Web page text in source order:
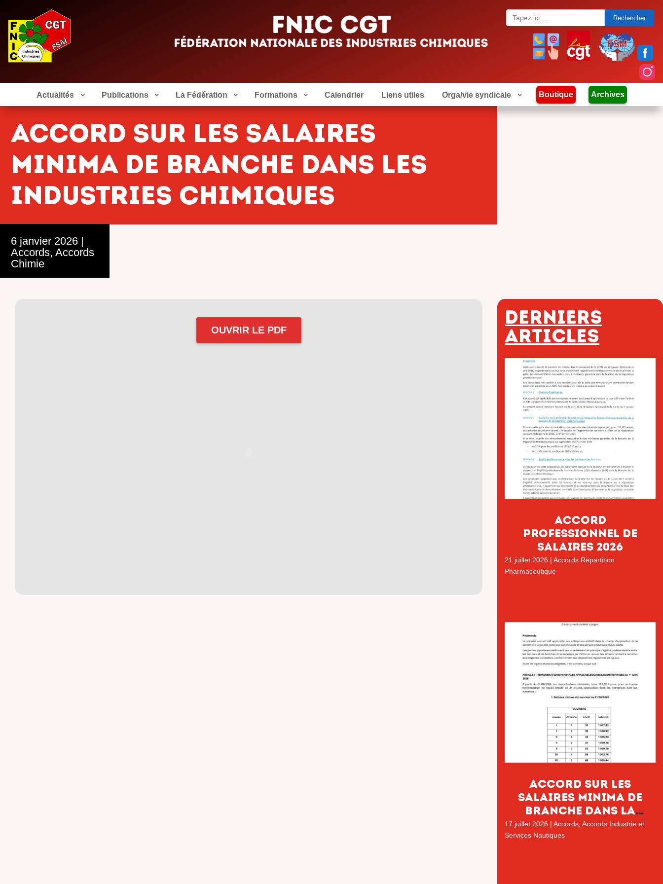
Search
for:
Actualités Publications La Fédération Formations Calendrier Liens utiles Orga/vie syndicale Boutique Archives
Accord sur les salaires
minima de branche dans les
industries chimiques
6 janvier 2026 |
Accords, Accords
Chimie
OUVRIR LE PDF
Derniers
articles
ACCORD
PROFESSIONNEL DE
SALAIRES 2026
21 juillet 2026 | Accords Répartition
Pharmaceutique
Accord sur les
salaires minima de
branche dans la
Convention
collective nationale
17 juillet 2026 | Accords Accords Industrie et
Services Nautiques